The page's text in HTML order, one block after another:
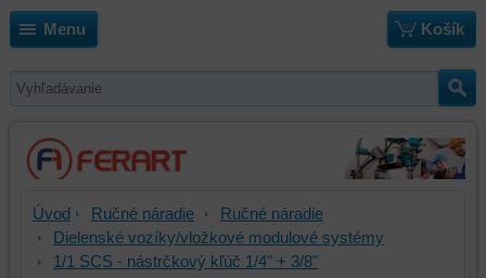
Menu Košík
Úvod Ručné náradie
Ručné náradie
Dielenské vozíky/vložkové modulové systémy
1/1 SCS - nástrčkový kľúč 1/4" + 3/8"